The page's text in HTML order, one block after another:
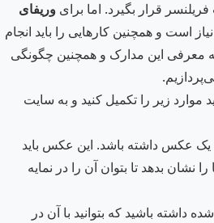
قرار بگیرد. اما برای وریفای
است و همچنین کارهایی را باید انجام
معرفی این مدارک و همچنین چگونگی
موارد زیر را تکمیل کنید و به سایت
یک عکس داشته باشد. این عکس باید
نشان بدهد تا بتوان آن را در نمایه
داشته باشید که بتوانید با آن در